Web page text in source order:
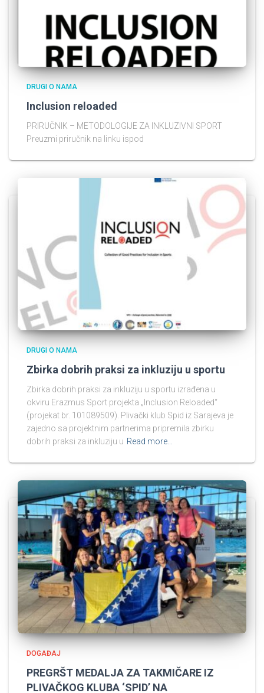
DRUGI O NAMA
Inclusion reloaded
PRIRUČNIK – METODOLOGIJE ZA INKLUZIVNI SPORT
Preuzmi priručnik na linku ispod
DRUGI O NAMA
Zbirka dobrih praksi za inkluziju u sportu
Zbirka dobrih praksi za inkluziju u sportu izrađena u
okviru Erazmus Sport projekta „Inclusion Reloaded“
(projekat br. 101089509). Plivački klub Spid iz Sarajeva je
zajedno sa projektnim partnerima pripremila zbirku
dobrih praksi za inkluziju u Read more…
DOGAĐAJ
PREGRŠT MEDALJA ZA TAKMIČARE IZ
PLIVAČKOG KLUBA ‘SPID’ NA